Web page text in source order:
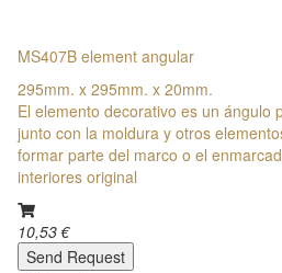
MS407B element angular
295mm. x 295mm. x 20mm.
El elemento decorativo es un ángulo
junto con la moldura y otros
formar parte del marco o el
interiores original
10,53 €
Send Request